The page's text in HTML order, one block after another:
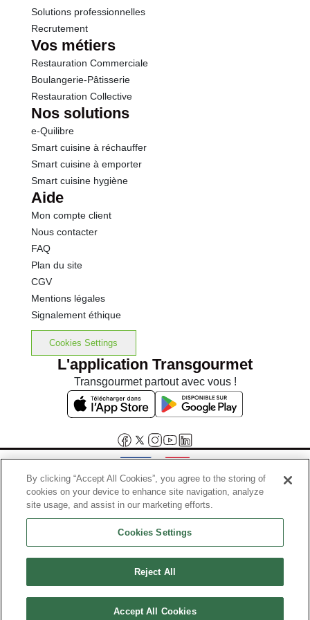
Solutions professionnelles
Recrutement
Vos métiers
Restauration Commerciale
Boulangerie-Pâtisserie
Restauration Collective
Nos solutions
e-Quilibre
Smart cuisine à réchauffer
Smart cuisine à emporter
Smart cuisine hygiène
Aide
Mon compte client
Nous contacter
FAQ
Plan du site
CGV
Mentions légales
Signalement éthique
Cookies Settings
L'application Transgourmet
Transgourmet partout avec vous !
Interdiction de vente de boissons alcooliques aux mineurs de
moins de 18 ans
La preuve de majorité de l'acheteur est exigée au moment de la vente
Code de la santé publique, Aar.l.3342-1 et l.3353-3
© Tous droits réservés
By clicking “Accept All Cookies”, you agree to the storing of
cookies on your device to enhance site navigation, analyze
site usage, and assist in our marketing efforts.
Cookies Settings
Reject All
Accept All Cookies